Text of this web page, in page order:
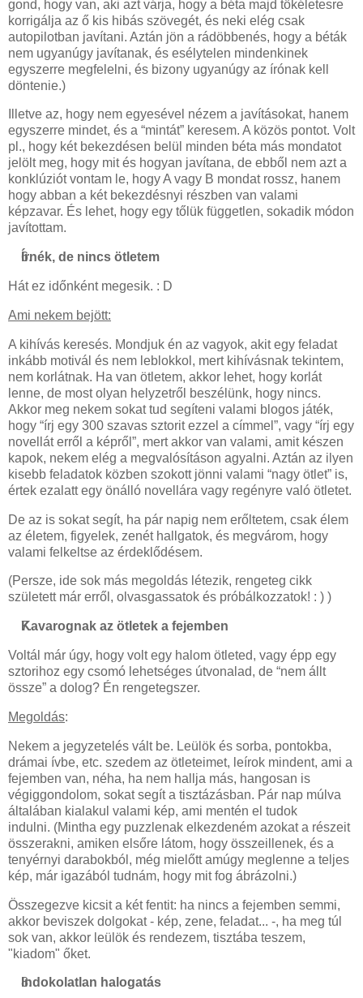
gond, hogy van, aki azt várja, hogy a béta majd tökéletesre
korrigálja az ő kis hibás szövegét, és neki elég csak
autopilotban javítani. Aztán jön a rádöbbenés, hogy a béták
nem ugyanúgy javítanak, és esélytelen mindenkinek
egyszerre megfelelni, és bizony ugyanúgy az írónak kell
döntenie.)
Illetve az, hogy nem egyesével nézem a javításokat, hanem
egyszerre mindet, és a “mintát” keresem. A közös pontot. Volt
pl., hogy két bekezdésen belül minden béta más mondatot
jelölt meg, hogy mit és hogyan javítana, de ebből nem azt a
konklúziót vontam le, hogy A vagy B mondat rossz, hanem
hogy abban a két bekezdésnyi részben van valami
képzavar. És lehet, hogy egy tőlük független, sokadik módon
javítottam.
Írnék, de nincs ötletem
Hát ez időnként megesik. : D
Ami nekem bejött:
A kihívás keresés. Mondjuk én az vagyok, akit egy feladat
inkább motivál és nem leblokkol, mert kihívásnak tekintem,
nem korlátnak. Ha van ötletem, akkor lehet, hogy korlát
lenne, de most olyan helyzetről beszélünk, hogy nincs.
Akkor meg nekem sokat tud segíteni valami blogos játék,
hogy “írj egy 300 szavas sztorit ezzel a címmel”, vagy “írj egy
novellát erről a képről”, mert akkor van valami, amit készen
kapok, nekem elég a megvalósításon agyalni. Aztán az ilyen
kisebb feladatok közben szokott jönni valami “nagy ötlet” is,
értek ezalatt egy önálló novellára vagy regényre való ötletet.
De az is sokat segít, ha pár napig nem erőltetem, csak élem
az életem, figyelek, zenét hallgatok, és megvárom, hogy
valami felkeltse az érdeklődésem.
(Persze, ide sok más megoldás létezik, rengeteg cikk
született már erről, olvasgassatok és próbálkozzatok! : ) )
Kavarognak az ötletek a fejemben
Voltál már úgy, hogy volt egy halom ötleted, vagy épp egy
sztorihoz egy csomó lehetséges útvonalad, de “nem állt
össze” a dolog? Én rengetegszer.
Megoldás:
Nekem a jegyzetelés vált be. Leülök és sorba, pontokba,
drámai ívbe, etc. szedem az ötleteimet, leírok mindent, ami a
fejemben van, néha, ha nem hallja más, hangosan is
végiggondolom, sokat segít a tisztázásban. Pár nap múlva
általában kialakul valami kép, ami mentén el tudok
indulni. (Mintha egy puzzlenak elkezdeném azokat a részeit
összerakni, amiken elsőre látom, hogy összeillenek, és a
tenyérnyi darabokból, még mielőtt amúgy meglenne a teljes
kép, már igazából tudnám, hogy mit fog ábrázolni.)
Összegezve kicsit a két fentit: ha nincs a fejemben semmi,
akkor beviszek dolgokat - kép, zene, feladat... -, ha meg túl
sok van, akkor leülök és rendezem, tisztába teszem,
"kiadom" őket.
Indokolatlan halogatás